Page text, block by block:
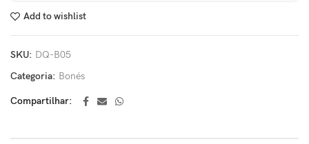
Add to wishlist
SKU: DQ-B05
Categoria: Bonés
Compartilhar